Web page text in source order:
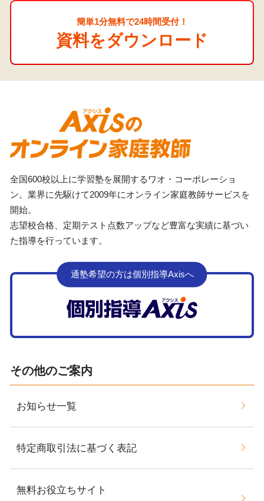
簡単1分無料で24時間受付！
資料をダウンロード
全国600校以上に学習塾を展開するワオ・コーポレーショ
ン。業界に先駆けて2009年にオンライン家庭教師サービスを
開始。
志望校合格、定期テスト点数アップなど豊富な実績に基づい
た指導を行っています。
通塾希望の方は個別指導Axisへ
その他のご案内
お知らせ一覧
特定商取引法に基づく表記
無料お役立ちサイト